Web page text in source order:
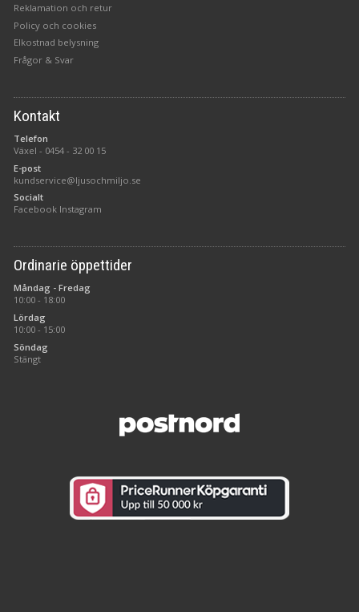
Reklamation och retur
Policy och cookies
Elkostnad belysning
Frågor & Svar
Kontakt
Telefon
Växel - 0454 - 32 00 15
E-post
kundservice@ljusochmiljo.se
Socialt
Facebook Instagram
Ordinarie öppettider
Måndag - Fredag
10:00 - 18:00
Lördag
10:00 - 15:00
Söndag
Stängt